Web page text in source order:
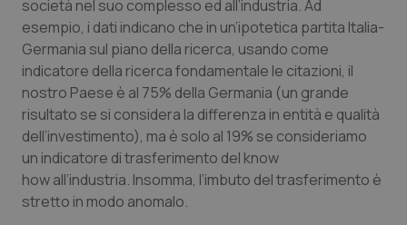
società nel suo complesso ed all’industria. Ad
esempio, i dati indicano che in un’ipotetica partita Italia-
Germania sul piano della ricerca, usando come
indicatore della ricerca fondamentale le citazioni, il
nostro Paese è al 75% della Germania (un grande
risultato se si considera la differenza in entità e qualità
dell’investimento), ma è solo al 19% se consideriamo
un indicatore di trasferimento del know
how all’industria. Insomma, l’imbuto del trasferimento è
stretto in modo anomalo.